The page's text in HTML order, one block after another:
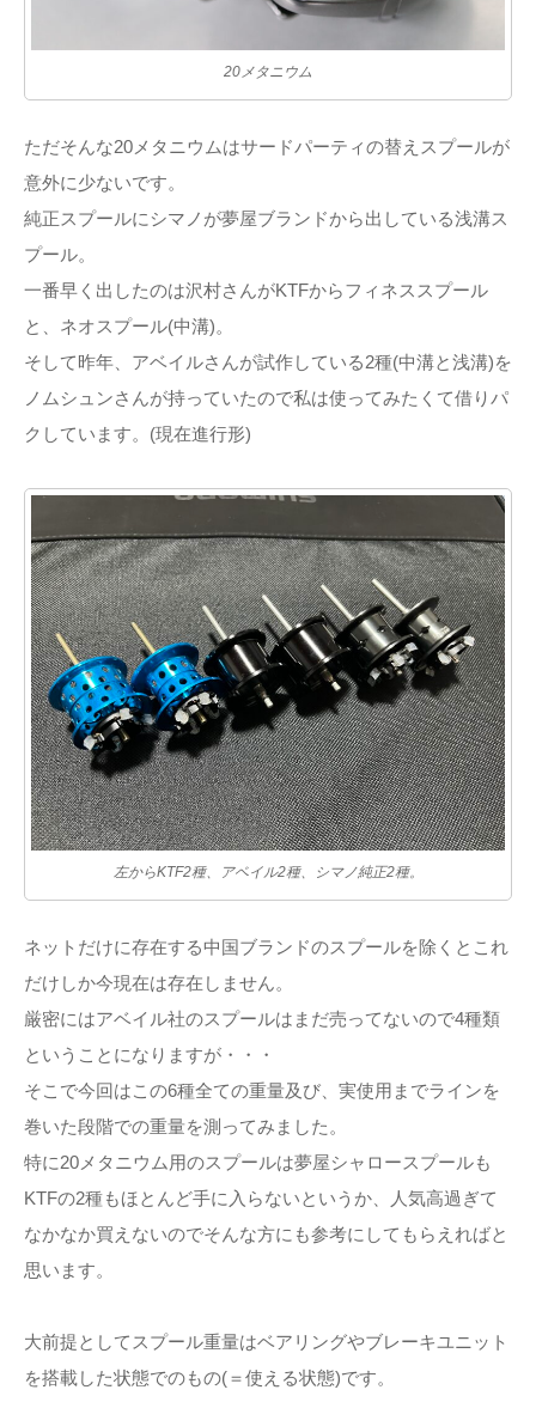
20メタニウム
ただそんな20メタニウムはサードパーティの替えスプールが
意外に少ないです。
純正スプールにシマノが夢屋ブランドから出している浅溝ス
プール。
一番早く出したのは沢村さんがKTFからフィネススプール
と、ネオスプール(中溝)。
そして昨年、アベイルさんが試作している2種(中溝と浅溝)を
ノムシュンさんが持っていたので私は使ってみたくて借りパ
クしています。(現在進行形)
左からKTF2種、アベイル2種、シマノ純正2種。
ネットだけに存在する中国ブランドのスプールを除くとこれ
だけしか今現在は存在しません。
厳密にはアベイル社のスプールはまだ売ってないので4種類
ということになりますが・・・
そこで今回はこの6種全ての重量及び、実使用までラインを
巻いた段階での重量を測ってみました。
特に20メタニウム用のスプールは夢屋シャロースプールも
KTFの2種もほとんど手に入らないというか、人気高過ぎて
なかなか買えないのでそんな方にも参考にしてもらえればと
思います。
大前提としてスプール重量はベアリングやブレーキユニット
を搭載した状態でのもの(＝使える状態)です。